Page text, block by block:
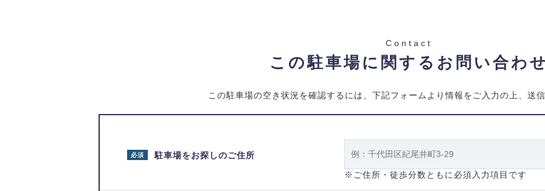
Contact
この駐車場に関するお問い合わせ
この駐車場の空き状況を確認するには、下記フォームより情報をご入力の上、送信
駐車場をお探しのご住所
必須
※ご住所・徒歩分数ともに必須入力項目です